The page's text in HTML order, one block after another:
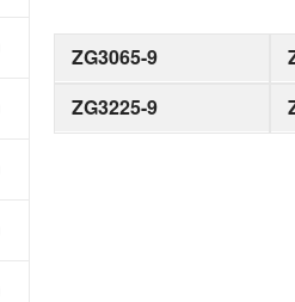
ZG3065-9
ZG3225-9